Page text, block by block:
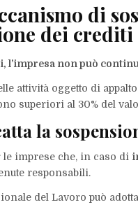
di
dei crediti
l’impresa non può
attività oggetto di
superiori al 30% del
la
imprese che, in caso di
responsabili.
del Lavoro può